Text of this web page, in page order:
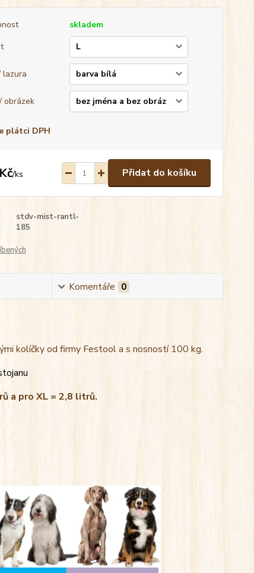
skladem
lazura
obrázek
plátci DPH
/ks Přidat do košíku
stdv-mist-rantl-
185
Komentáře 0
kolíčky od firmy Festool a s nosností 100 kg.
a pro XL = 2,8 litrů.